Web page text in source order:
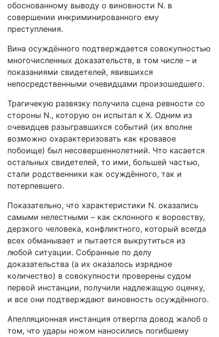
обоснованному выводу о виновности N. в
совершении инкриминированного ему
преступления.
Вина осуждённого подтверждается совокупностью
многочисленных доказательств, в том числе – и
показаниями свидетелей, явившихся
непосредственными очевидцами произошедшего.
Трагичекую развязку получила сцена ревности со
стороны N., которую он испытал к X. Одним из
очевидцев разыгравшихся событий (их вполне
возможно охарактеризовать как кровавое
побоище) был несовершеннолетний. Что касается
остальных свидетелей, то ими, большей частью,
стали родственники как осуждённого, так и
потерпевшего.
Показательно, что характеристики N. оказались
самыми нелестными – как склонного к воровству,
дерзкого человека, конфликтного, который всегда
всех обманывает и пытается выкрутиться из
любой ситуации. Собранные по делу
доказательства (а их оказалось изрядное
количество) в совокупности проверены судом
первой инстанции, получили надлежащую оценку,
и все они подтверждают виновность осуждённого.
Апелляционная инстанция отвергла довод жалоб о
том, что удары ножом наносились погибшему